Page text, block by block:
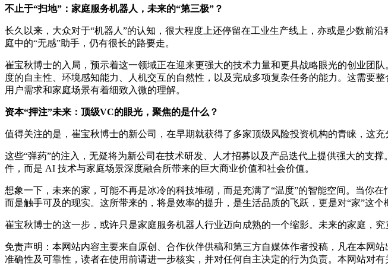
不止于“扫地”：家庭服务机器人，未来的“第三极”？
长久以来，大众对于“机器人”的认知，很大程度上还停留在工业生产线上，亦或是少数前
庭中的“无感”助手，仍有很长的路要走。
崔宝秋博士的入局，预示着这一领域正在迎来更强大的技术力量和更具战略眼光的创业团
度的自主性、环境感知能力、人机交互的自然性，以及完成多项复杂任务的能力。这需要
用户需求和家庭场景有着细致入微的理解。
资本“押注”未来：顶级VC的眼光，聚焦的是什么？
值得关注的是，崔宝秋博士的新公司，在早期就获得了多家顶级风险投资机构的青睐，这
这些“弹药”的注入，无疑将为新公司在技术研发、人才招募以及产品迭代上提供强大的支
件，而是 AI 技术与家庭场景深度融合所带来的巨大商业价值和社会价值。
想象一下，未来的家，可能不再是冰冷的科技堆砌，而是充满了“温度”的智能空间。当你
而是触手可及的现实。这所带来的，将是效率的提升，是生活品质的飞跃，更是对“家”这个
崔宝秋博士的这一步，或许只是家庭服务机器人行业迈向成熟的一个缩影。未来的家庭，
免责声明：本网站内容主要来自原创、合作伙伴供稿和第三方自媒体作者投稿，凡在本网
准确性及可靠性，读者在使用前请进一步核实，并对任何自主决定的行为负责。本网站对